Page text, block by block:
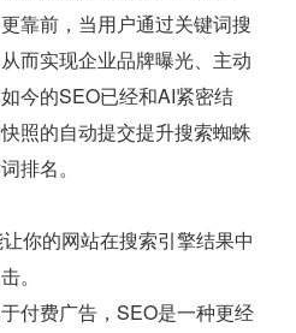
靠前，当用户通过关键词搜
而实现企业品牌曝光、主动
今的SEO已经和AI紧密结
照的自动提交提升搜索蜘蛛
排名。
你的网站在搜索引擎结果中
。
付费广告，SEO是一种更经